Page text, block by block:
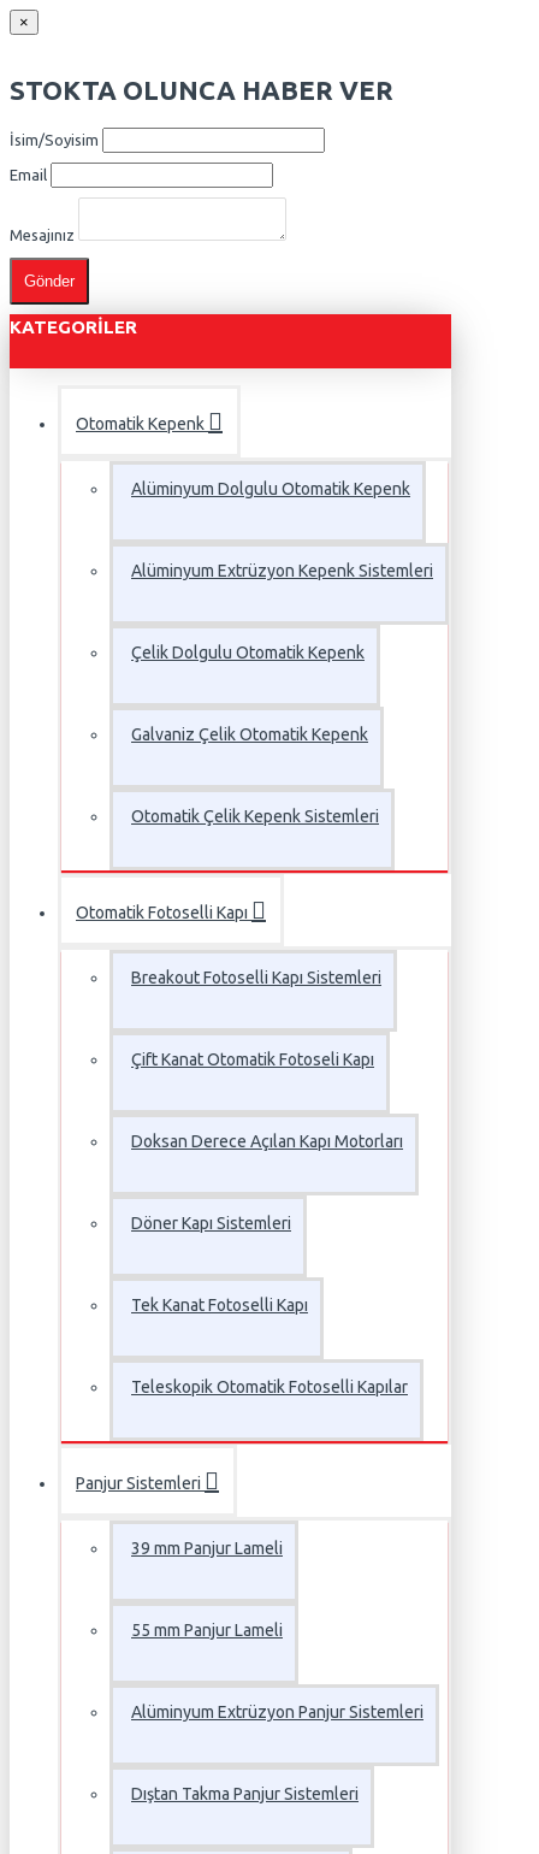
×
STOKTA OLUNCA HABER VER
İsim/Soyisim
Email
Mesajınız
Gönder
KATEGORILER
Otomatik Kepenk
Alüminyum Dolgulu Otomatik Kepenk
Alüminyum Extrüzyon Kepenk Sistemleri
Çelik Dolgulu Otomatik Kepenk
Galvaniz Çelik Otomatik Kepenk
Otomatik Çelik Kepenk Sistemleri
Otomatik Fotoselli Kapı
Breakout Fotoselli Kapı Sistemleri
Çift Kanat Otomatik Fotoseli Kapı
Doksan Derece Açılan Kapı Motorları
Döner Kapı Sistemleri
Tek Kanat Fotoselli Kapı
Teleskopik Otomatik Fotoselli Kapılar
Panjur Sistemleri
39 mm Panjur Lameli
55 mm Panjur Lameli
Alüminyum Extrüzyon Panjur Sistemleri
Dıştan Takma Panjur Sistemleri